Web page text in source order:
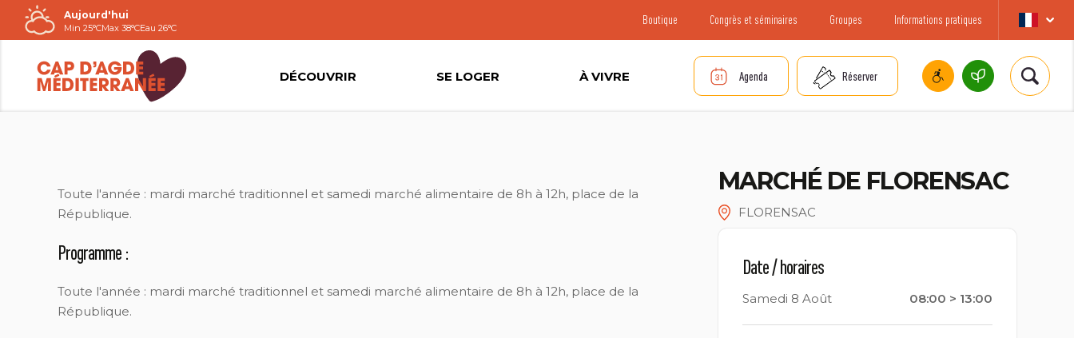
Passer
au
contenu
Aujourd'hui
Min 25°CMax 38°CEau 26°C
Boutique Congrès et séminaires Groupes Informations pratiques
DÉCOUVRIR SE LOGER À VIVRE Agenda Réserver
Toute l'année : mardi marché traditionnel et samedi marché alimentaire de 8h à 12h, place de la
République.
Programme :
Toute l'année : mardi marché traditionnel et samedi marché alimentaire de 8h à 12h, place de la
République.
MARCHÉ DE FLORENSAC
FLORENSAC
Date / horaires
Samedi 8 Août 08:00 > 13:00